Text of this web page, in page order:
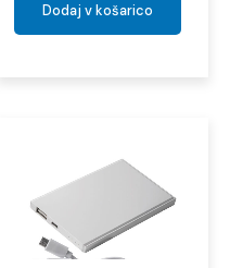
Dodaj v košarico